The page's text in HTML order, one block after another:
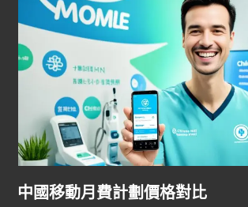
中國移動月費計劃價格對比